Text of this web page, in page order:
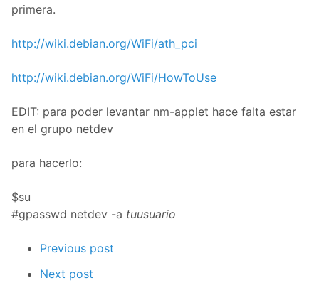
primera.
http://wiki.debian.org/WiFi/ath_pci
http://wiki.debian.org/WiFi/HowToUse
EDIT: para poder levantar nm-applet hace falta estar
en el grupo netdev
para hacerlo:
$su
#gpasswd netdev -a tuusuario
Previous post
Next post